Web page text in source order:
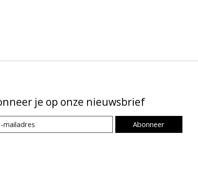
je op onze nieuwsbrief
Abonneer